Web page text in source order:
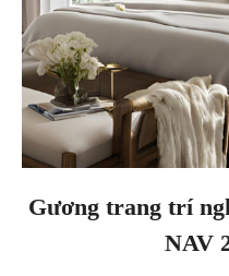
Gương trang trí
NAV